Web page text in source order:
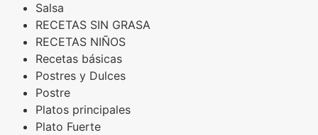
Salsa
RECETAS SIN GRASA
RECETAS NIÑOS
Recetas básicas
Postres y Dulces
Postre
Platos principales
Plato Fuerte